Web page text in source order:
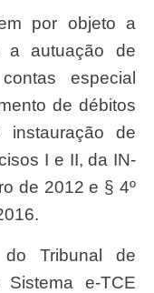
a autuação de
especial
de débitos
instauração de
I e II, da IN-
de 2012 e § 4º
e-TCE